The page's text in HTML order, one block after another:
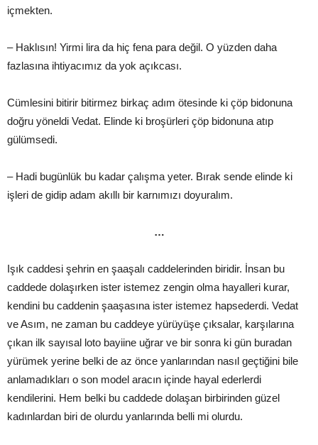
içmekten.
– Haklısın! Yirmi lira da hiç fena para değil. O yüzden daha
fazlasına ihtiyacımız da yok açıkcası.
Cümlesini bitirir bitirmez birkaç adım ötesinde ki çöp bidonuna
doğru yöneldi Vedat. Elinde ki broşürleri çöp bidonuna atıp
gülümsedi.
– Hadi bugünlük bu kadar çalışma yeter. Bırak sende elinde ki
işleri de gidip adam akıllı bir karnımızı doyuralım.
…
Işık caddesi şehrin en şaaşalı caddelerinden biridir. İnsan bu
caddede dolaşırken ister istemez zengin olma hayalleri kurar,
kendini bu caddenin şaaşasına ister istemez hapsederdi. Vedat
ve Asım, ne zaman bu caddeye yürüyüşe çıksalar, karşılarına
çıkan ilk sayısal loto bayiine uğrar ve bir sonra ki gün buradan
yürümek yerine belki de az önce yanlarından nasıl geçtiğini bile
anlamadıkları o son model aracın içinde hayal ederlerdi
kendilerini. Hem belki bu caddede dolaşan birbirinden güzel
kadınlardan biri de olurdu yanlarında belli mi olurdu.